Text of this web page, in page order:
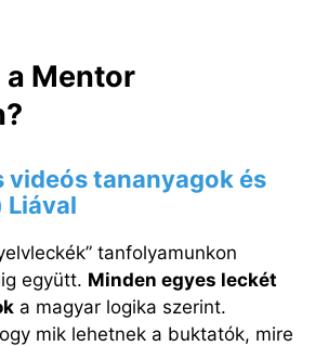
Mentor
videós tananyagok és
Liával
tanfolyamunkon
együtt. Minden egyes leckét
a magyar logika szerint.
mik lehetnek a buktatók, mire